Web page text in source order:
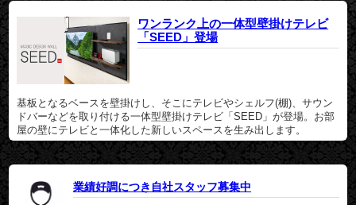
ワンランク上の一体型壁掛けテレビ
「SEED」登場
基板となるベースを壁掛けし、そこにテレビやシェルフ(棚)、サウン
ドバーなどを取り付ける一体型壁掛けテレビ「SEED」が登場。お部
屋の壁にテレビと一体化した新しいスペースを生み出します。
業績好調につき自社スタッフ募集中